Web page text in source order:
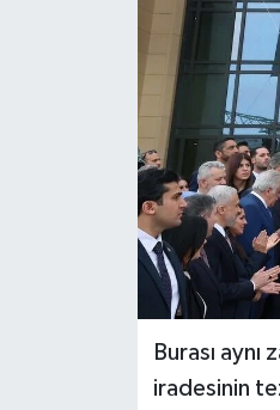
Burası
iradesinin